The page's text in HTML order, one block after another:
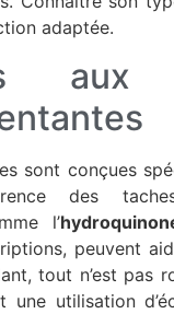
adaptée.
aux
sont conçues
des
l’
peuvent
tout n’est pas
une utilisation